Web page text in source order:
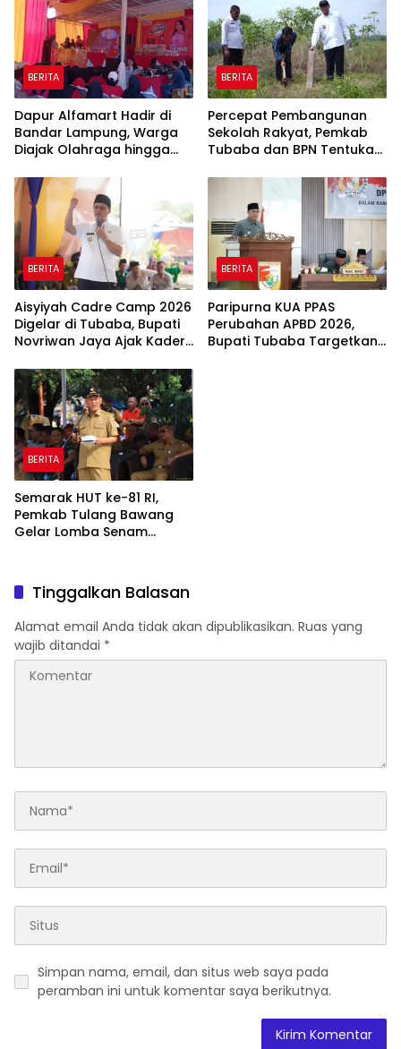
BERITA
Dapur Alfamart Hadir di
Bandar Lampung, Warga
Diajak Olahraga hingga
BERITA
Percepat Pembangunan
Sekolah Rakyat, Pemkab
Tubaba dan BPN Tentukan
BERITA
Aisyiyah Cadre Camp 2026
Digelar di Tubaba, Bupati
Novriwan Jaya Ajak Kader
Pembangunan
BERITA
Paripurna KUA PPAS
Perubahan APBD 2026,
Bupati Tubaba Targetkan
BERITA
Semarak HUT ke-81 RI,
Pemkab Tulang Bawang
Gelar Lomba Senam
Tinggalkan Balasan
Alamat email Anda tidak akan dipublikasikan. Ruas yang
wajib ditandai *
Simpan nama, email, dan situs web saya pada
peramban ini untuk komentar saya berikutnya.